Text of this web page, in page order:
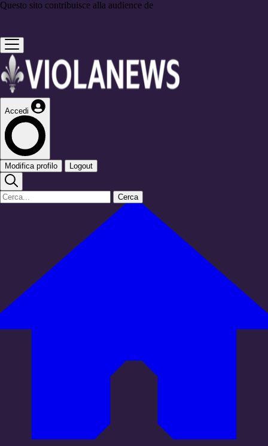
Questo sito contribuisce alla audience de
Accedi
Modifica profilo Logout
Cerca